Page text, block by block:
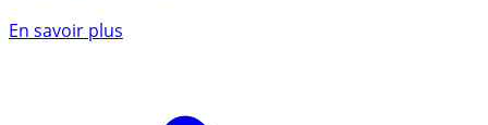
En savoir plus